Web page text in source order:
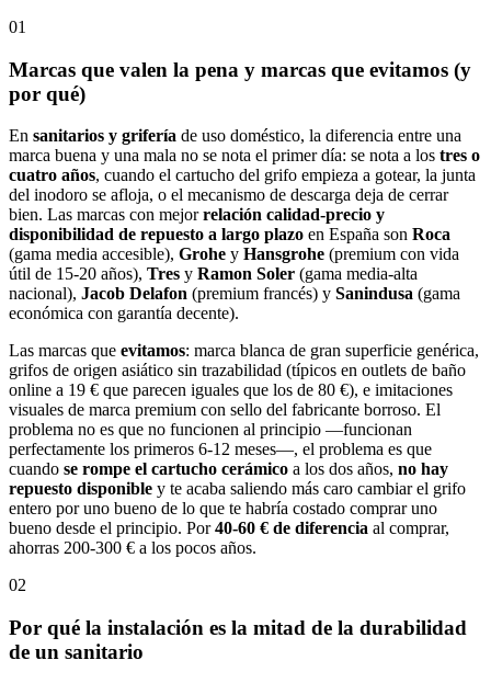
01
Marcas que valen la pena y marcas que evitamos (y
por qué)
En sanitarios y grifería de uso doméstico, la diferencia entre una
marca buena y una mala no se nota el primer día: se nota a los tres o
cuatro años, cuando el cartucho del grifo empieza a gotear, la junta
del inodoro se afloja, o el mecanismo de descarga deja de cerrar
bien. Las marcas con mejorrelación calidad-precio y
disponibilidad de repuesto a largo plazo en España son Roca
(gama media accesible), Grohe y Hansgrohe (premium con vida
útil de 15-20 años), Tres y Ramon Soler (gama media-alta
nacional), Jacob Delafon (premium francés) y Sanindusa (gama
económica con garantía decente).
Las marcas que evitamos: marca blanca de gran superficie genérica,
grifos de origen asiático sin trazabilidad (típicos en outlets de baño
online a 19 € que parecen iguales que los de 80 €), e imitaciones
visuales de marca premium con sello del fabricante borroso. El
problema no es que no funcionen al principio —funcionan
perfectamente los primeros 6-12 meses—, el problema es que
cuando se rompe el cartucho cerámico a los dos años, no hay
repuesto disponible y te acaba saliendo más caro cambiar el grifo
entero por uno bueno de lo que te habría costado comprar uno
bueno desde el principio. Por40-60 € de diferencia al comprar,
ahorras 200-300 € a los pocos años.
02
Por qué la instalación es la mitad de la durabilidad
de un sanitario